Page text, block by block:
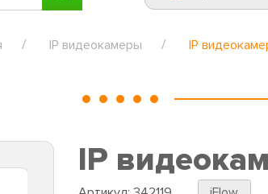
IP видеокамеры IP
IP